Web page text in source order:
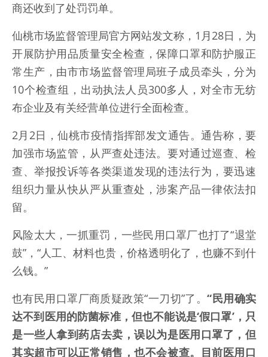
商还收到了处罚罚单。
仙桃市场监督管理局官方网站发文称，1月28日，为
开展防护用品质量安全检查，保障口罩和防护服正
常生产，由市市场监督管理局班子成员牵头，分为
10个检查组，出动执法人员300多人，对全市无纺
布企业及有关经营单位进行全面检查。
2月2日，仙桃市疫情指挥部发文通告。通告称，要
加强市场监管，从严查处违法。要对通过巡查、检
查、举报投诉等各类渠道发现的违法行为，要迅速
组织力量从快从严从重查处，涉案产品一律依法扣
留。
风险太大，一抓重罚，一些民用口罩厂也打了“退堂
鼓”，“人工、材料也贵，价格透明化了，也赚不到什
么钱。”
也有民用口罩厂商质疑政策“一刀切”了。“民用确实
达不到医用的防菌标准，但也不能说是‘假口罩’，只
是一些人拿到药店去卖，误以为是医用口罩了，但
其实超市可以正常销售，也不会被查。目前医用口